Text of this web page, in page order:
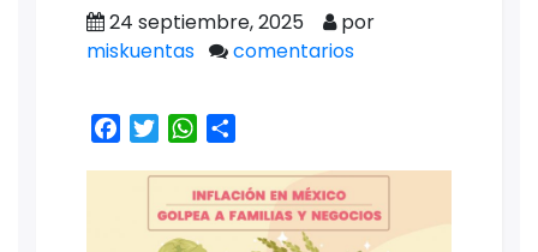
24 septiembre, 2025
por
miskuentas
comentarios
Facebook
TwitterWhatsApp